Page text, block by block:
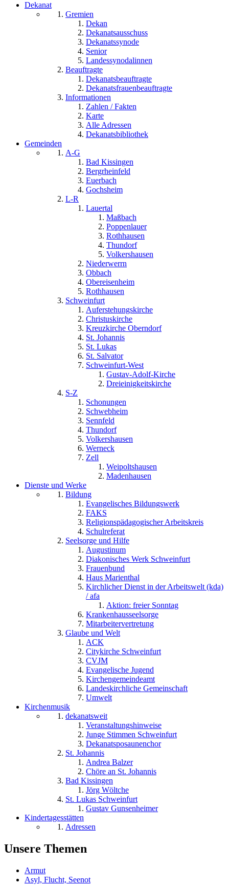
Dekanat
Gremien
Dekan
Dekanatsausschuss
Dekanatssynode
Senior
Landessynodalinnen
Beauftragte
Dekanatsbeauftragte
Dekanatsfrauenbeauftragte
Informationen
Zahlen / Fakten
Karte
Alle Adressen
Dekanatsbibliothek
Gemeinden
A-G
Bad Kissingen
Bergrheinfeld
Euerbach
Gochsheim
L-R
Lauertal
Maßbach
Poppenlauer
Rothhausen
Thundorf
Volkershausen
Niederwerrn
Obbach
Obereisenheim
Rothhausen
Schweinfurt
Auferstehungskirche
Christuskirche
Kreuzkirche Oberndorf
St. Johannis
St. Lukas
St. Salvator
Schweinfurt-West
Gustav-Adolf-Kirche
Dreieinigkeitskirche
S-Z
Schonungen
Schwebheim
Sennfeld
Thundorf
Volkershausen
Werneck
Zell
Weipoltshausen
Madenhausen
Dienste und Werke
Bildung
Evangelisches Bildungswerk
FAKS
Religionspädagogischer Arbeitskreis
Schulreferat
Seelsorge und Hilfe
Augustinum
Diakonisches Werk Schweinfurt
Frauenbund
Haus Marienthal
Kirchlicher Dienst in der Arbeitswelt (kda)
/ afa
Aktion: freier Sonntag
Krankenhausseelsorge
Mitarbeitervertretung
Glaube und Welt
ACK
Citykirche Schweinfurt
CVJM
Evangelische Jugend
Kirchengemeindeamt
Landeskirchliche Gemeinschaft
Umwelt
Kirchenmusik
dekanatsweit
Veranstaltungshinweise
Junge Stimmen Schweinfurt
Dekanatsposaunenchor
St. Johannis
Andrea Balzer
Chöre an St. Johannis
Bad Kissingen
Jörg Wöltche
St. Lukas Schweinfurt
Gustav Gunsenheimer
Kindertagesstätten
Adressen
Unsere Themen
Armut
Asyl, Flucht, Seenot